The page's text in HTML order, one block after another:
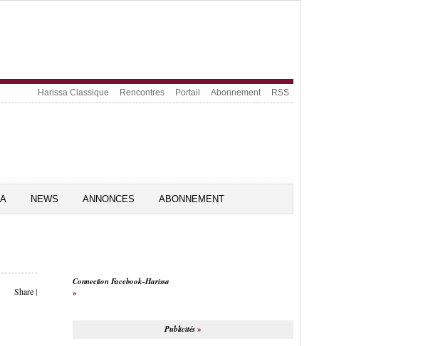
Harissa Classique Rencontres Portail Abonnement RSS
NEWS ANNONCES ABONNEMENT
Share|
Connection Facebook-Harissa
Publicités